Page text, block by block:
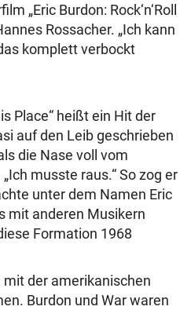
„Eric Burdon: Rock‘n‘Roll
Rossacher. „Ich kann
komplett verbockt
Place“ heißt ein Hit der
auf den Leib geschrieben
die Nase voll vom
musste raus.“ So zog er
unter dem Namen Eric
mit anderen Musikern
Formation 1968
der amerikanischen
Burdon und War waren